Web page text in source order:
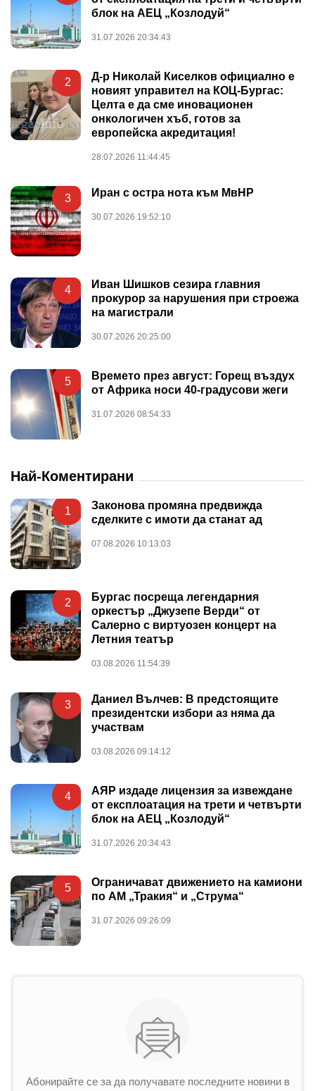
блок на АЕЦ „Козлодуй“
31.07.2026 20:34:43
2
Д-р Николай Киселков официално е
новият управител на КОЦ-Бургас:
Целта е да сме иновационен
онкологичен хъб, готов за
европейска акредитация!
28.07.2026 11:44:45
3 Иран с остра нота към МвНР
30.07.2026 19:52:10
4
Иван Шишков сезира главния
прокурор за нарушения при строежа
на магистрали
30.07.2026 20:25:00
5
Времето през август: Горещ въздух
от Африка носи 40-градусови жеги
31.07.2026 08:54:33
Най-Коментирани
1
Законова промяна предвижда
сделките с имоти да станат ад
07.08.2026 10:13:03
2
Бургас посреща легендарния
оркестър „Джузепе Верди“ от
Салерно с виртуозен концерт на
Летния театър
03.08.2026 11:54:39
3
Даниел Вълчев: В предстоящите
президентски избори аз няма да
участвам
03.08.2026 09:14:12
4
АЯР издаде лицензия за извеждане
от експлоатация на трети и четвърти
блок на АЕЦ „Козлодуй“
31.07.2026 20:34:43
5
Ограничават движението на камиони
по АМ „Тракия“ и „Струма“
31.07.2026 09:26:09
Абонирайте се за да получавате последните новини в